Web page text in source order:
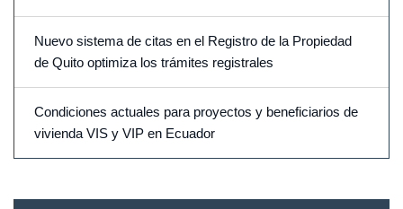
Nuevo sistema de citas en el Registro de la Propiedad
de Quito optimiza los trámites registrales
Condiciones actuales para proyectos y beneficiarios de
vivienda VIS y VIP en Ecuador